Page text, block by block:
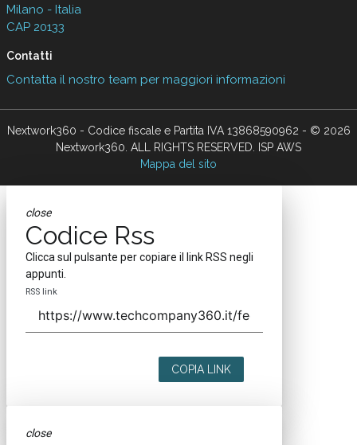
Milano - Italia
CAP 20133
Contatti
Contatta il nostro team per maggiori informazioni
Nextwork360 - Codice fiscale e Partita IVA 13868590962 - © 2026
Nextwork360. ALL RIGHTS RESERVED. ISP AWS
Mappa del sito
close
Codice Rss
Clicca sul pulsante per copiare il link RSS negli
appunti.
RSS link
COPIA LINK
close